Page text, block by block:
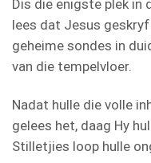
Dis die enigste plek in
lees dat Jesus
geheime sondes in
van die tempelvloer.
Nadat hulle die volle
gelees het, daag Hy
Stilletjies loop hulle